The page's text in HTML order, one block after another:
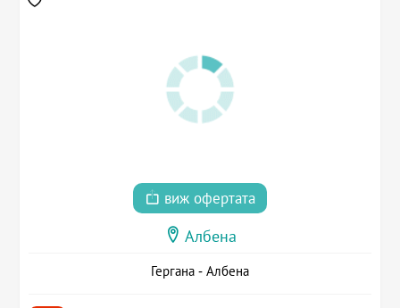
виж офертата
Албена
Гергана - Албена